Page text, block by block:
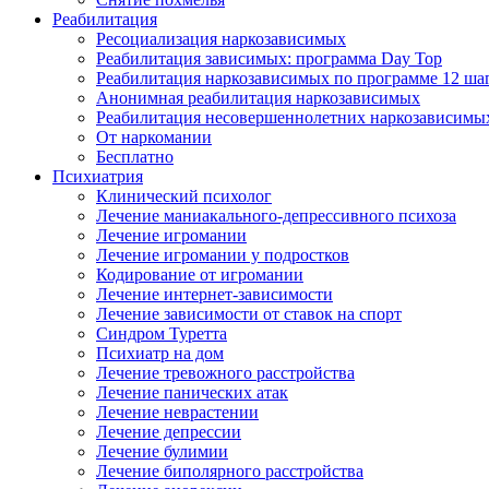
Реабилитация
Ресоциализация наркозависимых
Реабилитация зависимых: программа Day Top
Реабилитация наркозависимых по программе 12
Анонимная реабилитация наркозависимых
Реабилитация несовершеннолетних
От наркомании
Бесплатно
Психиатрия
Клинический психолог
Лечение маниакального-депрессивного психоза
Лечение игромании
Лечение игромании у подростков
Кодирование от игромании
Лечение интернет-зависимости
Лечение зависимости от ставок на спорт
Синдром Туретта
Психиатр на дом
Лечение тревожного расстройства
Лечение панических атак
Лечение неврастении
Лечение депрессии
Лечение булимии
Лечение биполярного расстройства